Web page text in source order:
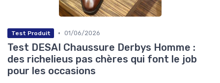
Test Produit • 01/06/2026
Test DESAI Chaussure Derbys Homme :
des richelieus pas chères qui font le job
pour les occasions